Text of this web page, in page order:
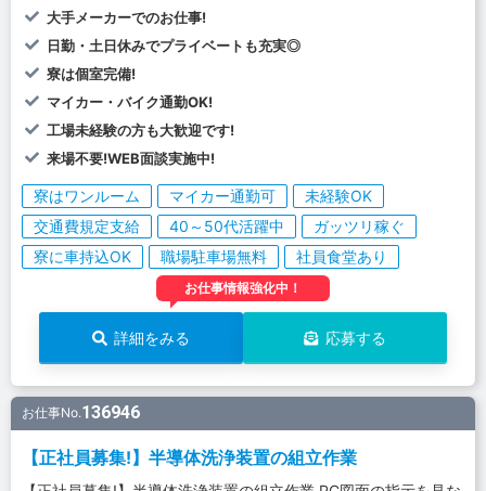
大手メーカーでのお仕事!
日勤・土日休みでプライベートも充実◎
寮は個室完備!
マイカー・バイク通勤OK!
工場未経験の方も大歓迎です!
来場不要!WEB面談実施中!
寮はワンルーム マイカー通勤可
未経験OK
交通費規定支給
40～50代活躍中
ガッツリ稼ぐ
寮に車持込OK
職場駐車場無料 社員食堂あり
お仕事情報強化中！
詳細をみる 応募する
お仕事No.136946
【正社員募集!】半導体洗浄装置の組立作業